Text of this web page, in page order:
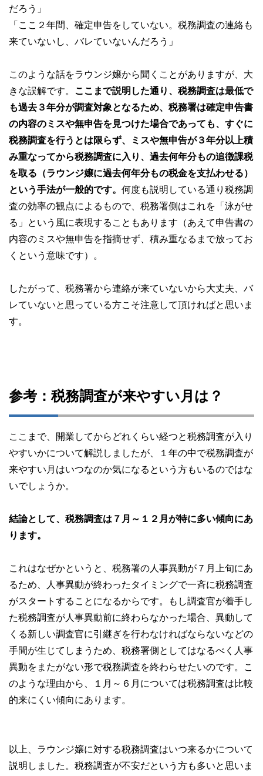
だろう」
「ここ２年間、確定申告をしていない。税務調査の連絡も
来ていないし、バレていないんだろう」
このような話をラウンジ嬢から聞くことがありますが、大
きな誤解です。 ここまで説明した通り、税務調査は最低で
も過去３年分が調査対象となるため、税務署は確定申告書
の内容のミスや無申告を見つけた場合であっても、すぐに
税務調査を行うとは限らず、ミスや無申告が３年分以上積
み重なってから税務調査に入り、過去何年分もの追徴課税
を取る（ラウンジ嬢に過去何年分もの税金を支払わせる）
という手法が一般的です。 何度も説明している通り税務調
査の効率の観点によるもので、税務署側はこれを「泳がせ
る」という風に表現することもあります（あえて申告書の
内容のミスや無申告を指摘せず、積み重なるまで放ってお
くという意味です）。
したがって、税務署から連絡が来ていないから大丈夫、バ
レていないと思っている方こそ注意して頂ければと思いま
す。
参考：税務調査が来やすい月は？
ここまで、開業してからどれくらい経つと税務調査が入り
やすいかについて解説しましたが、１年の中で税務調査が
来やすい月はいつなのか気になるという方もいるのではな
いでしょうか。
結論として、税務調査は７月～１２月が特に多い傾向にあ
ります。
これはなぜかというと、税務署の人事異動が７月上旬にあ
るため、人事異動が終わったタイミングで一斉に税務調査
がスタートすることになるからです。もし調査官が着手し
た税務調査が人事異動前に終わらなかった場合、異動して
くる新しい調査官に引継ぎを行わなければならないなどの
手間が生じてしまうため、税務署側としてはなるべく人事
異動をまたがない形で税務調査を終わらせたいのです。こ
のような理由から、１月～６月については税務調査は比較
的来にくい傾向にあります。
以上、ラウンジ嬢に対する税務調査はいつ来るかについて
説明しました。税務調査が不安だという方も多いと思いま